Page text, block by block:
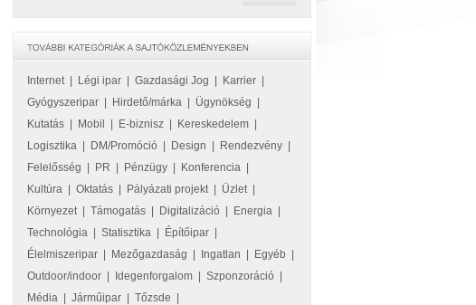
Internet| Légi ipar Gazdasági Jog Karrier
Gyógyszeripar
Hirdető/márka Ügynökség
Kutatás
Mobil E-biznisz Kereskedelem
Logisztika
DM/Promóció Design Rendezvény
Felelősség
PR Pénzügy Konferencia
Kultúra
Oktatás Pályázati projekt| Üzlet|
Környezet| Támogatás Digitalizáció Energia
Technológia
Statisztika Építőipar
Élelmiszeripar
Mezőgazdaság Ingatlan Egyéb
Outdoor/indoor
Idegenforgalom Szponzoráció
Média
Járműipar Tőzsde